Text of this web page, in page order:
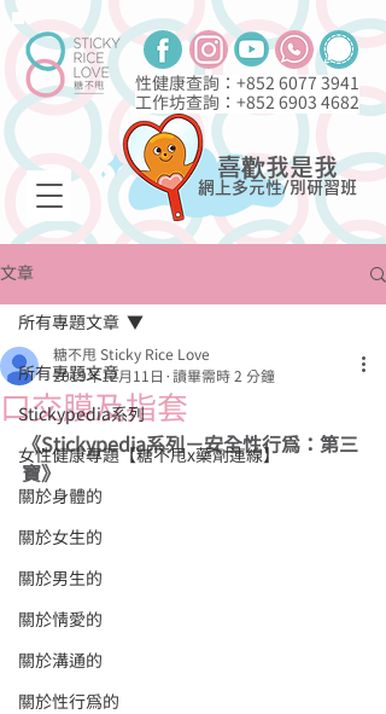
性健康查詢：+852 6077 3941
工作坊查詢：+852 6903 4682
喜歡我是我
網上多元性/別研習班
文章
所有專題文章
Stickypedia系列
女性健康專題【糖不甩x藥劑連線】
關於身體的
關於女生的
關於男生的
關於情愛的
關於溝通的
關於性行為的
所有專題文章
口交膜及指套
糖不甩 Sticky Rice Love
2019年12月11日
讀畢需時 2 分鐘
《Stickypedia系列－安全性行為：第三
寶》